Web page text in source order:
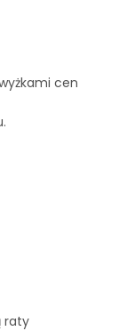
cen
raty